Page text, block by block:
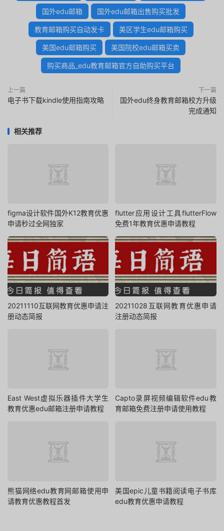
国外edu邮箱 国外edu邮箱出售购买批发
教育邮箱购买自动发卡 美区学生edu邮箱购买
美国edu邮箱购买 美国院校edu邮箱买卖
购买商品_edu教育邮箱官方自助购买平台
上一篇
电子书下载kindle使用指南攻略
下一篇
国外edu终身教育邮箱校方升级
完成通知
相关推荐
figma设计软件国外K12教育优惠
申请秒过全网独家
flutter应用设计工具flutterFlow
免费1年教育优惠申请教程
20211110互联网教育优惠申请注
册动态简报
20211028互联网教育优惠申请
注册动态简报
East West虚拟乐器插件大学生
教育优惠edu邮箱注册申请教程
Capto录屏视频编辑软件edu教
育邮箱免费注册申请使用教程
熊猫网络edu教育网邮箱使用申
请教育优惠教程首发
美国epic儿童书籍阅读电子书库
edu教育优惠申请教程